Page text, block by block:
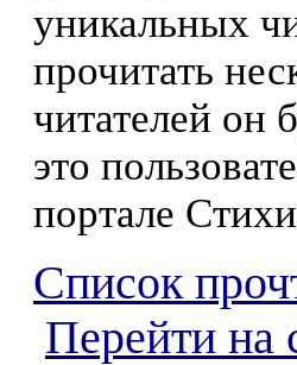
уникальных
прочитать
читателей он
это
портале
Список
Перейти на